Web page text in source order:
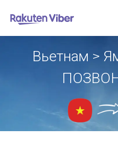
Вьетнам >